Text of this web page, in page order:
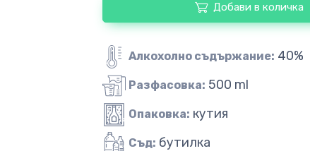
Добави в количка
Алкохолно съдържание: 40%
Разфасовка: 500 ml
Опаковка: кутия
Съд: бутилка